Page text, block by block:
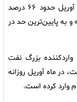
خاورمیانه، واردات نفت خام این کشور در ماه آوریل حدود ۶۶ درصد
پایین‌ترین حد در
بزرگ نفت
در ماه آوریل روزانه